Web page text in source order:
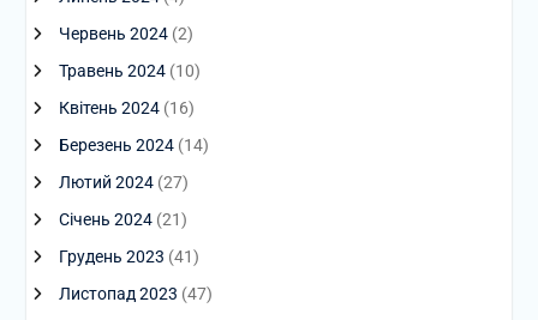
Червень 2024(2)
Травень 2024(10)
Квітень 2024(16)
Березень 2024(14)
Лютий 2024(27)
Січень 2024(21)
Грудень 2023 (41)
Листопад 2023 (47)